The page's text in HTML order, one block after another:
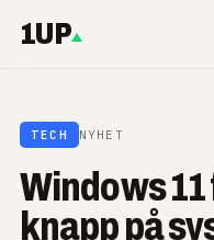
1UP
TECH NYHET
Windows
knapp på